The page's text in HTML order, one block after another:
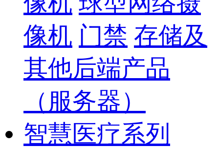
像机 门禁 存储及
其他后端产品
（服务器）
智慧医疗系列